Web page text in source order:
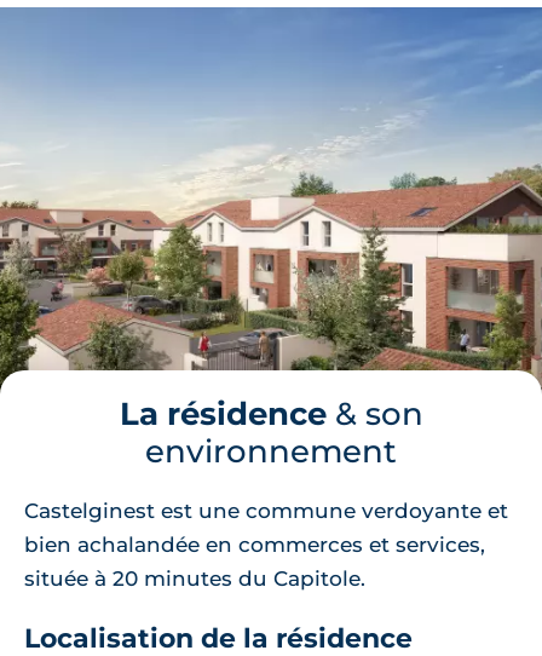
La résidence& son
environnement
Castelginest est une commune verdoyante et
bien achalandée en commerces et services,
située à 20 minutes du Capitole.
Localisation de la résidence